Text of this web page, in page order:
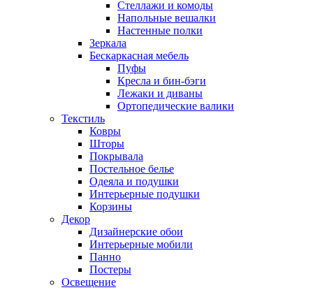
Стеллажи и комоды
Напольные вешалки
Настенные полки
Зеркала
Бескаркасная мебель
Пуфы
Кресла и бин-бэги
Лежаки и диваны
Ортопедические валики
Текстиль
Ковры
Шторы
Покрывала
Постельное белье
Одеяла и подушки
Интерьерные подушки
Корзины
Декор
Дизайнерские обои
Интерьерные мобили
Панно
Постеры
Освещение